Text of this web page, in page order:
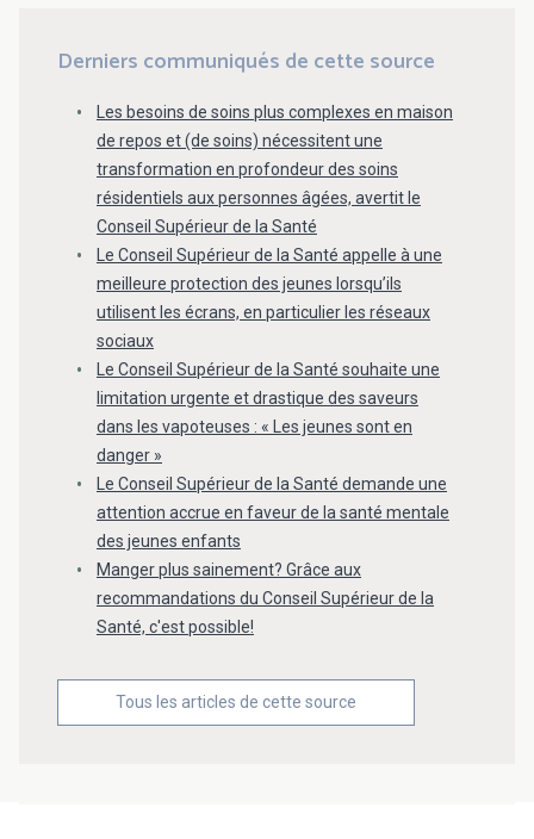
Derniers communiqués de cette source
Les besoins de soins plus complexes en maison
de repos et (de soins) nécessitent une
transformation en profondeur des soins
résidentiels aux personnes âgées, avertit le
Conseil Supérieur de la Santé
Le Conseil Supérieur de la Santé appelle à une
meilleure protection des jeunes lorsqu’ils
utilisent les écrans, en particulier les réseaux
sociaux
Le Conseil Supérieur de la Santé souhaite une
limitation urgente et drastique des saveurs
dans les vapoteuses : « Les jeunes sont en
danger »
Le Conseil Supérieur de la Santé demande une
attention accrue en faveur de la santé mentale
des jeunes enfants
Manger plus sainement? Grâce aux
recommandations du Conseil Supérieur de la
Santé, c'est possible!
Tous les articles de cette source